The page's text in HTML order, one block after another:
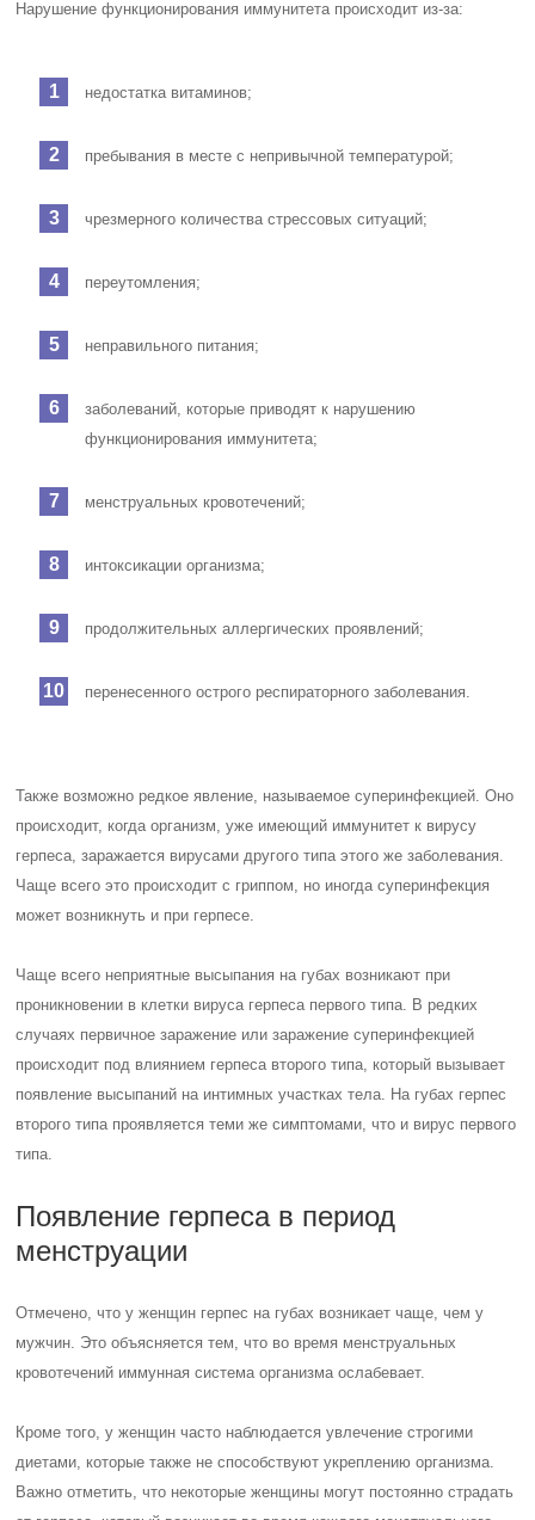
Нарушение функционирования иммунитета происходит из-за:
недостатка витаминов;
пребывания в месте с непривычной температурой;
чрезмерного количества стрессовых ситуаций;
переутомления;
неправильного питания;
заболеваний, которые приводят к нарушению
функционирования иммунитета;
менструальных кровотечений;
интоксикации организма;
продолжительных аллергических проявлений;
перенесенного острого респираторного заболевания.
Также возможно редкое явление, называемое суперинфекцией. Оно
происходит, когда организм, уже имеющий иммунитет к вирусу
герпеса, заражается вирусами другого типа этого же заболевания.
Чаще всего это происходит с гриппом, но иногда суперинфекция
может возникнуть и при герпесе.
Чаще всего неприятные высыпания на губах возникают при
проникновении в клетки вируса герпеса первого типа. В редких
случаях первичное заражение или заражение суперинфекцией
происходит под влиянием герпеса второго типа, который вызывает
появление высыпаний на интимных участках тела. На губах герпес
второго типа проявляется теми же симптомами, что и вирус первого
типа.
Появление герпеса в период
менструации
Отмечено, что у женщин герпес на губах возникает чаще, чем у
мужчин. Это объясняется тем, что во время менструальных
кровотечений иммунная система организма ослабевает.
Кроме того, у женщин часто наблюдается увлечение строгими
диетами, которые также не способствуют укреплению организма.
Важно отметить, что некоторые женщины могут постоянно страдать